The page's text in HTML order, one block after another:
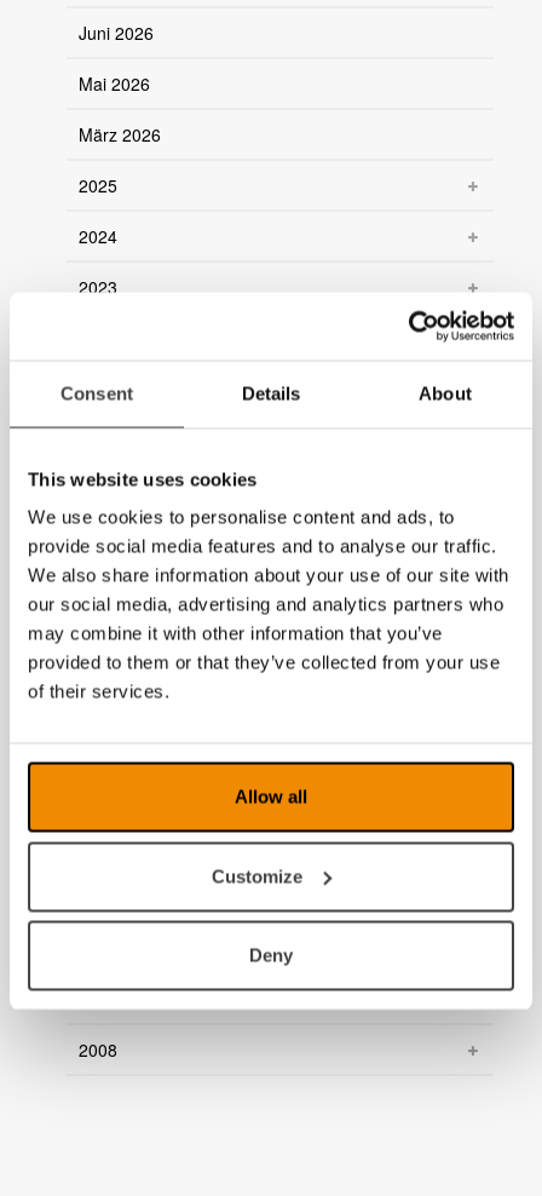
Consent Details About
This website uses cookies
We use cookies to personalise content and ads, to
provide social media features and to analyse our traffic.
We also share information about your use of our site with
our social media, advertising and analytics partners who
may combine it with other information that you’ve
provided to them or that they’ve collected from your use
of their services.
Allow all
Customize
Deny
Juni 2026
Mai 2026
März 2026
2025
2024
2023
2021
2019
2018
2017
2016
2015
2012
2009
2008